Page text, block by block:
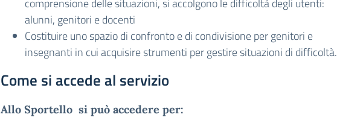
comprensione delle situazioni, si accolgono le difficoltà degli utenti:
alunni, genitori e docenti
Costituire uno spazio di confronto e di condivisione per genitori e
insegnanti in cui acquisire strumenti per gestire situazioni di difficoltà.
Come si accede al servizio
Allo Sportello si può accedere per: